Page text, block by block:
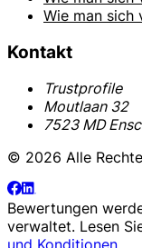
Wie man sich
Kontakt
Trustprofile
Moutlaan 32
7523 MD
© 2026 Alle
Bewertungen
verwaltet. Lesen